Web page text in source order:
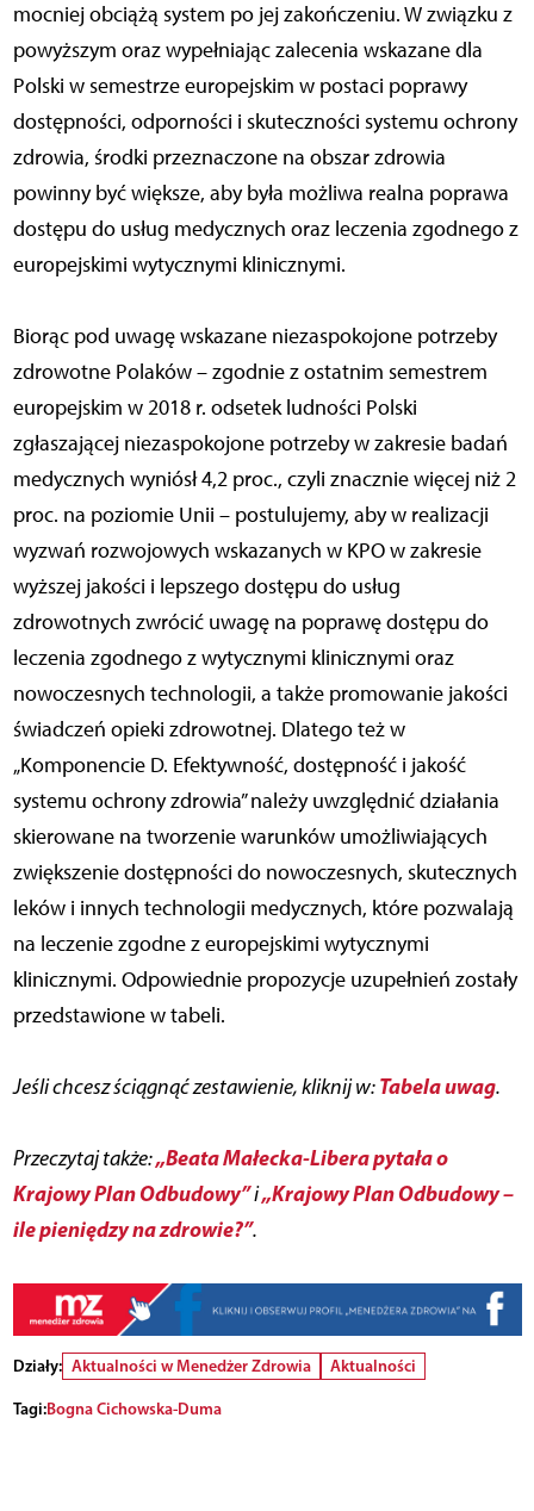
mocniej obciążą system po jej zakończeniu. W związku z
powyższym oraz wypełniając zalecenia wskazane dla
Polski w semestrze europejskim w postaci poprawy
dostępności, odporności i skuteczności systemu ochrony
zdrowia, środki przeznaczone na obszar zdrowia
powinny być większe, aby była możliwa realna poprawa
dostępu do usług medycznych oraz leczenia zgodnego z
europejskimi wytycznymi klinicznymi.
Biorąc pod uwagę wskazane niezaspokojone potrzeby
zdrowotne Polaków – zgodnie z ostatnim semestrem
europejskim w 2018 r. odsetek ludności Polski
zgłaszającej niezaspokojone potrzeby w zakresie badań
medycznych wyniósł 4,2 proc., czyli znacznie więcej niż 2
proc. na poziomie Unii – postulujemy, aby w realizacji
wyzwań rozwojowych wskazanych w KPO w zakresie
wyższej jakości i lepszego dostępu do usług
zdrowotnych zwrócić uwagę na poprawę dostępu do
leczenia zgodnego z wytycznymi klinicznymi oraz
nowoczesnych technologii, a także promowanie jakości
świadczeń opieki zdrowotnej. Dlatego też w
„Komponencie D. Efektywność, dostępność i jakość
systemu ochrony zdrowia” należy uwzględnić działania
skierowane na tworzenie warunków umożliwiających
zwiększenie dostępności do nowoczesnych, skutecznych
leków i innych technologii medycznych, które pozwalają
na leczenie zgodne z europejskimi wytycznymi
klinicznymi. Odpowiednie propozycje uzupełnień zostały
przedstawione w tabeli.
Jeśli chcesz ściągnąć zestawienie, kliknij w:Tabela uwag.
Przeczytaj także:„Beata Małecka-Libera pytała o
Krajowy Plan Odbudowy”i„Krajowy Plan Odbudowy –
ile pieniędzy na zdrowie?”.
Działy: Aktualności w Menedżer Zdrowia
Aktualności
Tagi:Bogna Cichowska-Duma